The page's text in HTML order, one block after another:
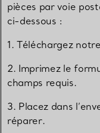
pièces par voie
ci-dessous :
1. Téléchargez notre
2. Imprimez le
champs requis.
3. Placez dans
réparer.